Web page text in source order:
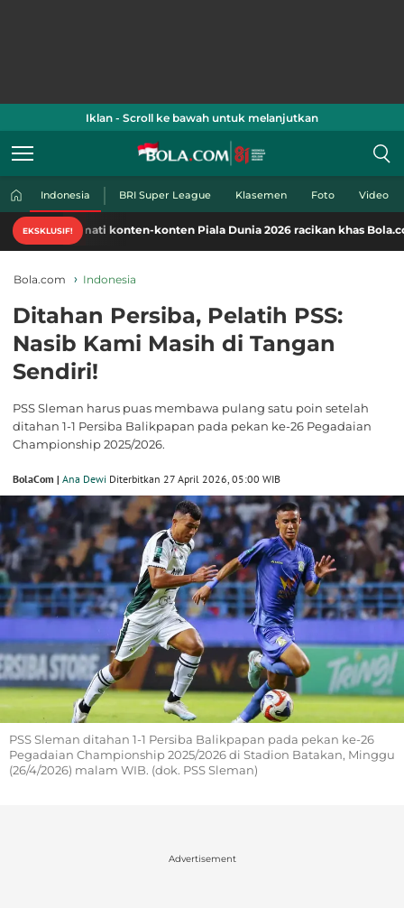
Iklan - Scroll ke bawah untuk melanjutkan
Indonesia BRI Super League Klasemen Foto Video
EKSKLUSIF!
konten-konten Piala Dunia 2026 racikan khas Bola.com. Klik di
Bola.com Indonesia
Ditahan Persiba, Pelatih PSS:
Nasib Kami Masih di Tangan
Sendiri!
PSS Sleman harus puas membawa pulang satu poin setelah
ditahan 1-1 Persiba Balikpapan pada pekan ke-26 Pegadaian
Championship 2025/2026.
BolaCom | Ana Dewi Diterbitkan 27 April 2026, 05:00 WIB
PSS Sleman ditahan 1-1 Persiba Balikpapan pada pekan ke-26
Pegadaian Championship 2025/2026 di Stadion Batakan, Minggu
(26/4/2026) malam WIB. (dok. PSS Sleman)
Advertisement